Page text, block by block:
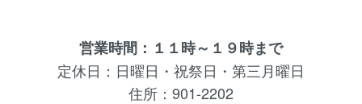
営業時間：１１時～１９時まで
定休日：日曜日・祝祭日・第三月曜日
住所：901-2202